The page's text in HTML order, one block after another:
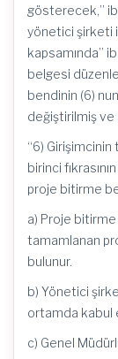
gösterecek,”
yönetici şirketi
kapsamında”
belgesi
bendinin (6)
değiştirilmiş ve
“6)
birinci
proje bitirme
a) Proje
tamamlanan
bulunur.
b) Yönetici
ortamda kabul
c) Genel